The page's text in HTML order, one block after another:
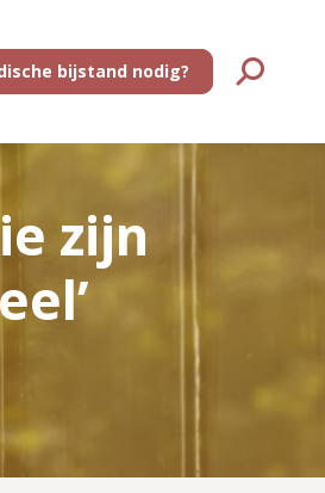
bijstand nodig? Zoeken:
zijn